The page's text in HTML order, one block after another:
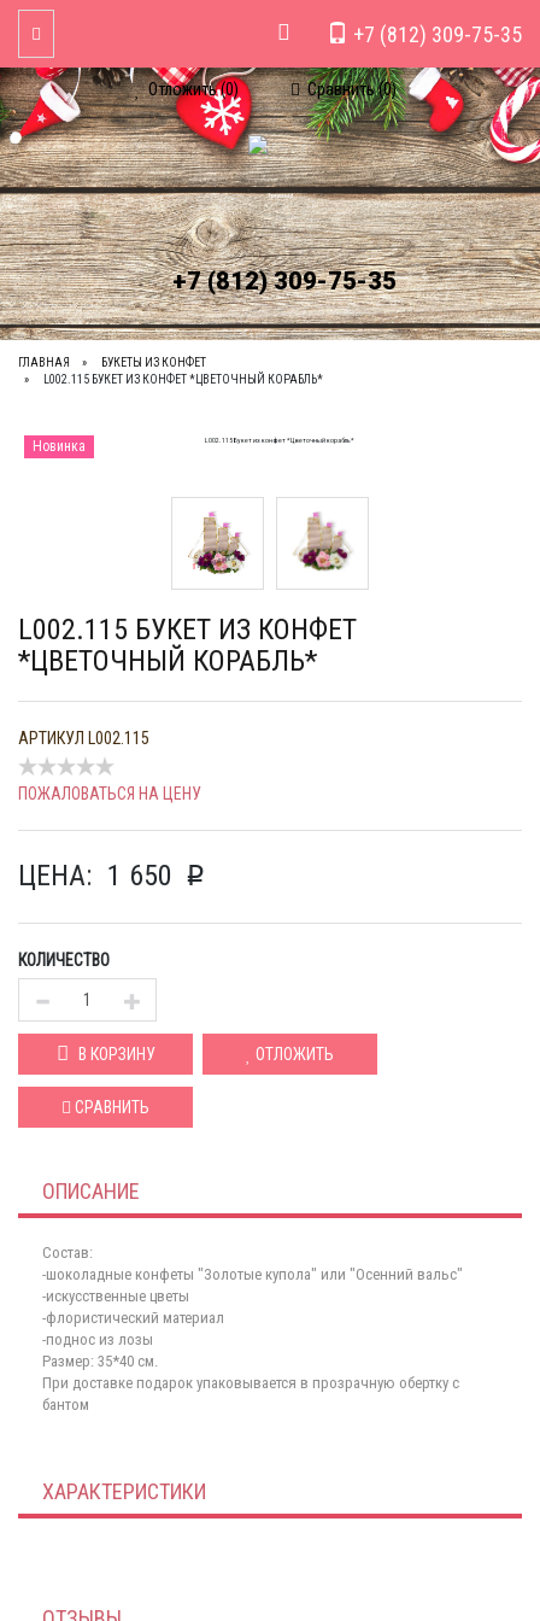
Отложить (0) Сравнить (0)
+7 (812) 309-75-35
+7 (812) 309-75-35
Toggle Navigation
ГЛАВНАЯ
БУКЕТЫ ИЗ КОНФЕТ
L002.115 БУКЕТ ИЗ КОНФЕТ *ЦВЕТОЧНЫЙ КОРАБЛЬ*
Новинка
L002.115 БУКЕТ ИЗ КОНФЕТ
*ЦВЕТОЧНЫЙ КОРАБЛЬ*
АРТИКУЛ L002.115
ПОЖАЛОВАТЬСЯ НА ЦЕНУ
ЦЕНА: 1 650 p
КОЛИЧЕСТВО
В КОРЗИНУ ОТЛОЖИТЬ
СРАВНИТЬ
ОПИСАНИЕ
Состав:
-шоколадные конфеты "Золотые купола" или "Осенний вальс"
-искусственные цветы
-флористический материал
-поднос из лозы
Размер: 35*40 см.
При доставке подарок упаковывается в прозрачную обертку с
бантом
ХАРАКТЕРИСТИКИ